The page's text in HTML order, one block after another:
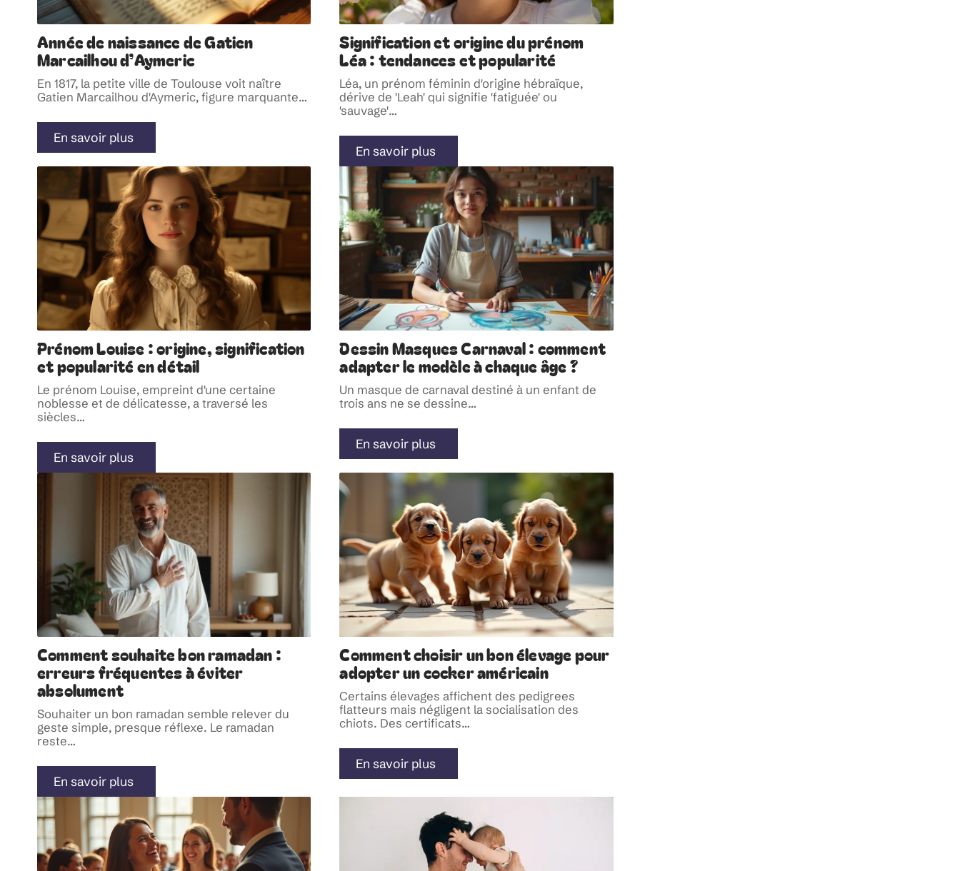
Année de naissance de Gatien
Marcailhou d’Aymeric
En 1817, la petite ville de Toulouse voit naître
Gatien Marcailhou d'Aymeric, figure marquante…
En savoir plus
Signification et origine du prénom
Léa : tendances et popularité
Léa, un prénom féminin d'origine hébraïque,
dérive de 'Leah' qui signifie 'fatiguée' ou
'sauvage'…
En savoir plus
Prénom Louise : origine, signification
et popularité en détail
Le prénom Louise, empreint d'une certaine
noblesse et de délicatesse, a traversé les
siècles…
En savoir plus
Dessin Masques Carnaval : comment
adapter le modèle à chaque âge ?
Un masque de carnaval destiné à un enfant de
trois ans ne se dessine…
En savoir plus
Comment souhaite bon ramadan :
erreurs fréquentes à éviter
absolument
Souhaiter un bon ramadan semble relever du
geste simple, presque réflexe. Le ramadan
reste…
En savoir plus
Comment choisir un bon élevage pour
adopter un cocker américain
Certains élevages affichent des pedigrees
flatteurs mais négligent la socialisation des
chiots. Des certificats…
En savoir plus